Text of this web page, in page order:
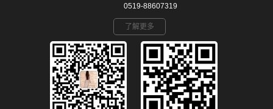
0519-88607319
了解更多